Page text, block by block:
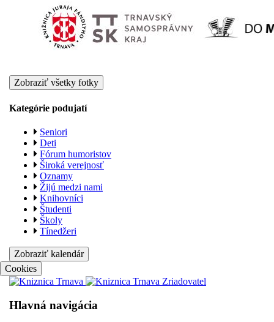
Zobraziť všetky fotky
Kategórie podujatí
Seniori
Deti
Fórum humoristov
Široká verejnosť
Oznamy
Žijú medzi nami
Knihovníci
Študenti
Školy
Tínedžeri
Zobraziť kalendár
Cookies
Hlavná navigácia